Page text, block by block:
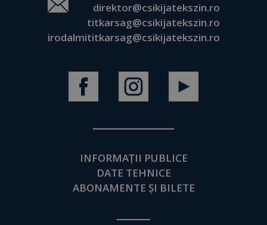
direktor@csikijatekszin.ro
titkarsag@csikijatekszin.ro
irodalmititkarsag@csikijatekszin.ro
INFORMAȚII PUBLICE
DATE TEHNICE
ABONAMENTE ȘI BILETE